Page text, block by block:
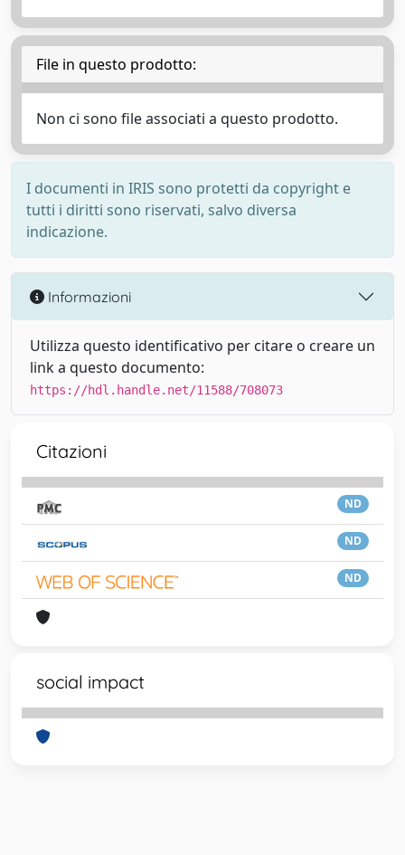
File in questo prodotto:
Non ci sono file associati a questo prodotto.
I documenti in IRIS sono protetti da copyright e
tutti i diritti sono riservati, salvo diversa
indicazione.
Informazioni
Utilizza questo identificativo per citare o creare un
link a questo documento:
https://hdl.handle.net/11588/708073
Citazioni
ND
ND
ND
social impact